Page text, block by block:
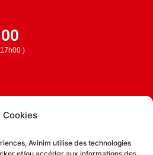
Cookies
Avinim utilise des technologies
)